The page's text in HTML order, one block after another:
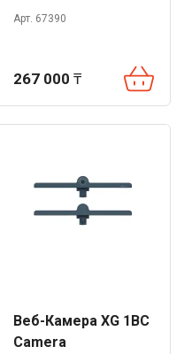
Арт. 67390
267 000 ₸
Веб-Камера XG 1BC
Camera